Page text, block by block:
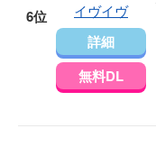
6位 イヴイヴ
詳細
無料DL